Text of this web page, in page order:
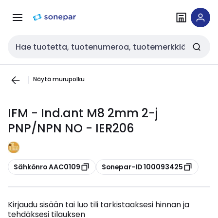
navigointiinsisältöön
Haku
Näytä murupolku
IFM - Ind.ant M8 2mm 2-j
PNP/NPN NO - IER206
Kopioi
Sähkönro AAC0109 Kopioi
Sonepar-ID 100093425
Kirjaudu sisään tai luo tili tarkistaaksesi hinnan ja
tehdäksesi tilauksen